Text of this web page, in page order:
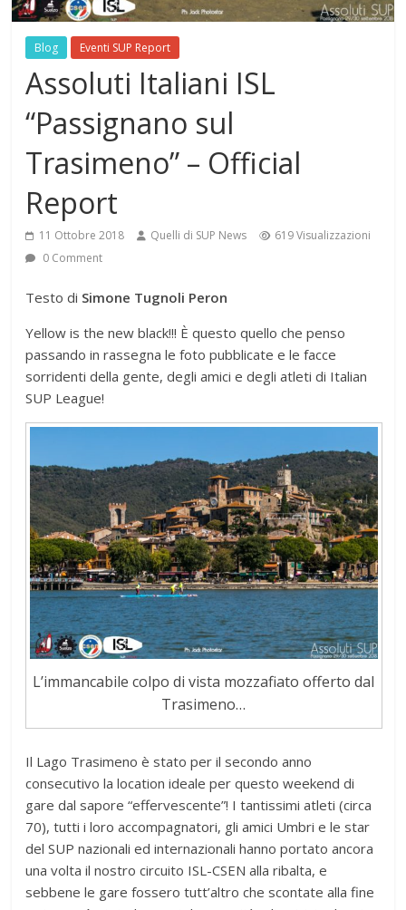
Blog Eventi SUP Report
Assoluti Italiani ISL
“Passignano sul
Trasimeno” – Official
Report
11 Ottobre 2018 Quelli di SUP News
619 Visualizzazioni
0 Comment
Testo di Simone Tugnoli Peron
Yellow is the new black!!! È questo quello che penso
passando in rassegna le foto pubblicate e le facce
sorridenti della gente, degli amici e degli atleti di Italian
SUP League!
L’immancabile colpo di vista mozzafiato offerto dal
Trasimeno…
Il Lago Trasimeno è stato per il secondo anno
consecutivo la location ideale per questo weekend di
gare dal sapore “effervescente”! I tantissimi atleti (circa
70), tutti i loro accompagnatori, gli amici Umbri e le star
del SUP nazionali ed internazionali hanno portato ancora
una volta il nostro circuito ISL-CSEN alla ribalta, e
sebbene le gare fossero tutt’altro che scontate alla fine